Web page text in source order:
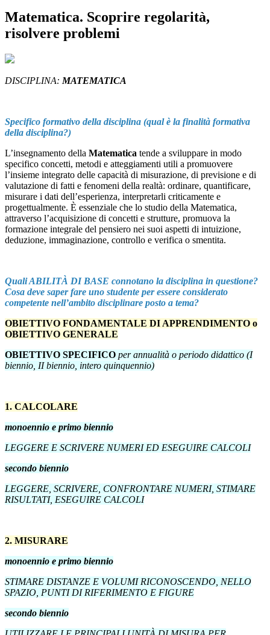
Matematica. Scoprire regolarità,
risolvere problemi
DISCIPLINA: MATEMATICA
Specifico formativo della disciplina (qual è la finalità formativa
della disciplina?)
L’insegnamento della Matematica tende a sviluppare in modo
specifico concetti, metodi e atteggiamenti utili a promuovere
l’insieme integrato delle capacità di misurazione, di previsione e di
valutazione di fatti e fenomeni della realtà: ordinare, quantificare,
misurare i dati dell’esperienza, interpretarli criticamente e
progettualmente. È essenziale che lo studio della Matematica,
attraverso l’acquisizione di concetti e strutture, promuova la
formazione integrale del pensiero nei suoi aspetti di intuizione,
deduzione, immaginazione, controllo e verifica o smentita.
Quali ABILITÀ DI BASE connotano la disciplina in questione?
Cosa deve saper fare uno studente per essere considerato
competente nell’ambito disciplinare posto a tema?
OBIETTIVO FONDAMENTALE DI APPRENDIMENTO o
OBIETTIVO GENERALE
OBIETTIVO SPECIFICO per annualità o periodo didattico (I
biennio, II biennio, intero quinquennio)
1. CALCOLARE
monoennio e primo biennio
LEGGERE E SCRIVERE NUMERI ED ESEGUIRE CALCOLI
secondo biennio
LEGGERE, SCRIVERE, CONFRONTARE NUMERI, STIMARE
RISULTATI, ESEGUIRE CALCOLI
2. MISURARE
monoennio e primo biennio
STIMARE DISTANZE E VOLUMI RICONOSCENDO, NELLO
SPAZIO, PUNTI DI RIFERIMENTO E FIGURE
secondo biennio